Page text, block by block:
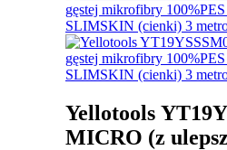
Yellotools
MICRO (z